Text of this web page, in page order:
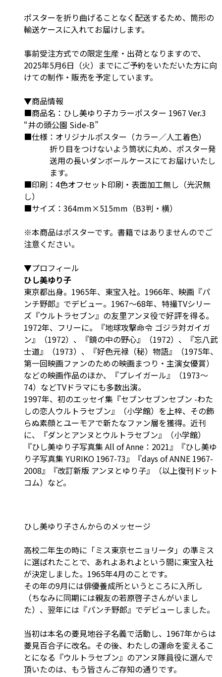
ポスターを折り曲げることなく配送するため、筒形の
輸送ケースに入れてお届けします。
事前受注方式での限定生産・出荷となりますので、
2025年5月6日（火）までにご予約をいただいた方に向
けての制作・販売を予定しています。
▼商品情報
■商品名：ひし美ゆり子カラーポスター 1967 Ver.3
“井の頭公園 Side-B”
■仕様：オリジナルポスター（カラー／人工着色）
折り目をつけないよう筒状に丸め、ポスター発
送用の長いダンボールケースにてお届けいたし
ます。
■印刷：4色オフセット印刷・表面加工無し（光沢無
し）
■サイズ：364mm×515mm（B3判・横）
※本商品はポスターです。書籍ではありませんのでご
注意ください。
▼プロフィール
ひし美ゆり子
東京都出身。1965年、東宝入社。1966年、映画『パ
ンチ野郎』でデビュー。1967～68年、特撮TVシリー
ズ『ウルトラセブン』の友里アンヌ役で好評を得る。
1972年、フリーに。『地球攻撃命令 ゴジラ対ガイガ
ン』（1972）、『鏡の中の野心』（1972）、『忘八武
士道』（1973）、『好色元禄（秘）物語』（1975年、
第一回映画ファンのための映画まつり・主演女優賞）
などの映画作品のほか、『プレイガール』（1973～
74）などTVドラマにも多数出演。
1997年、初のエッセイ集『セブンセブンセブン -わた
しの恋人ウルトラセブン』（小学館）を上梓、その飾
らぬ素顔とユーモアで新たなファン層を獲得。近刊
に、『ダンとアンヌとウルトラセブン』（小学館）
『ひし美ゆり子写真集 All of Anne：2021』『ひし美ゆ
り子写真集 YURIKO 1967-73』『days of ANNE 1967-
2008』『改訂新版 アンヌとゆり子』（以上復刊ドット
コム）など。
ひし美ゆり子さんからのメッセージ
高校二年生の時に「ミス東京セニョリータ」の準ミス
に選ばれたことで、あれよあれよという間に東宝入社
が決定しました。1965年4月のことです。
その年の9月には俳優養成所というところに入所し
（ちなみに同期には親友の若原啓子さんがいまし
た）、翌年には『パンチ野郎』でデビューしました。
当初は本名の菱見地谷子名義で活動し、1967年からは
菱見百合子に改名。その後、わたしの運命を変えるこ
とになる『ウルトラセブン』のアンヌ隊員役に選んで
頂いたのは、もう皆さんご存知の通りです。